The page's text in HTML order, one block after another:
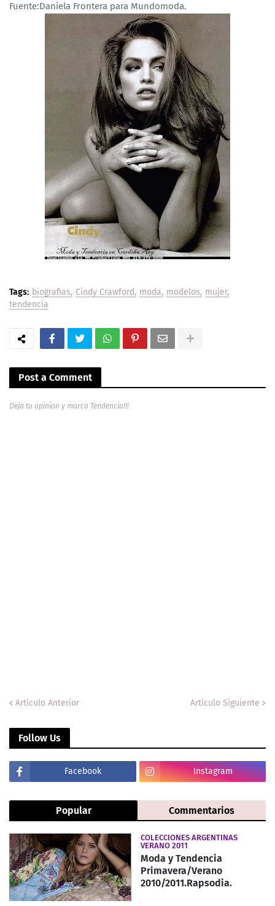
Fuente:Daniela Frontera para Mundomoda.
Tags: biografias Cindy Crawford moda modelos mujer
tendencia
Post a Comment
Deja tu opinion y marca Tendencia!!!
Artículo Anterior Artículo Siguiente
Follow Us
Facebook Instagram
Popular Commentarios
COLECCIONES ARGENTINAS
VERANO 2011
Moda y Tendencia
Primavera/Verano
2010/2011.Rapsodia.